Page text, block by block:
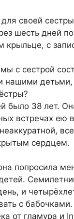
своей
шесть дней
крыльце, с
с сестрой
нашими
было 38 лет.
встречах ею
сердцем.
попросила
и
с бабочками.
от гламура и